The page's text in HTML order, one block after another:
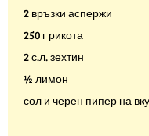
2 връзки аспержи
250 г рикота
2 с.л. зехтин
½ лимон
сол и черен пипер на